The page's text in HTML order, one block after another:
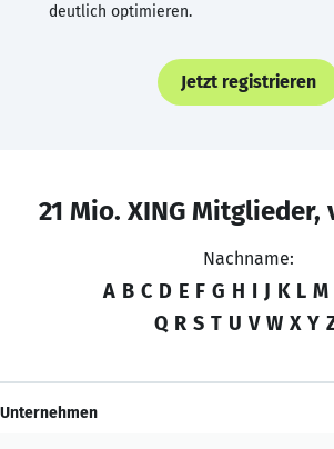
deutlich optimieren.
Jetzt registrieren
21 Mio. XING Mitglieder,
Nachname:
A B C D E F G H I J K L M
Q R S T U V W X Y
Unternehmen